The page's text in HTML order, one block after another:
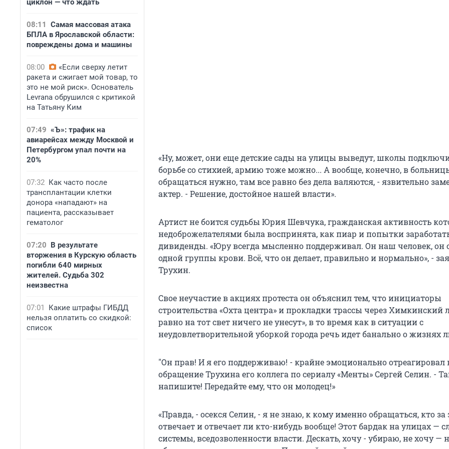
циклон — что ждать
08:11
Самая массовая атака
БПЛА в Ярославской области:
повреждены дома и машины
08:00
«Если сверху летит
ракета и сжигает мой товар, то
это не мой риск». Основатель
Levrana обрушился с критикой
на Татьяну Ким
07:49 «Ъ»: трафик на
авиарейсах между Москвой и
Петербургом упал почти на
20%
07:32 Как часто после
трансплантации клетки
донора «нападают» на
пациента, рассказывает
гематолог
07:20 В результате
вторжения в Курскую область
погибли 640 мирных
жителей. Судьба 302
неизвестна
07:01
Какие штрафы ГИБДД
нельзя оплатить со скидкой:
список
«Ну, может, они еще детские сады на улицы выведут, школы
борьбе со стихией, армию тоже можно... А вообще, конечно, в
обращаться нужно, там все равно без дела валяются, - язвительно
актер. - Решение, достойное нашей власти».
Артист не боится судьбы Юрия Шевчука, гражданская активность
недоброжелателями была воспринята, как пиар и попытки
дивиденды. «Юру всегда мысленно поддерживал. Он наш человек, он
одной группы крови. Всё, что он делает, правильно и нормально», -
Трухин.
Свое неучастие в акциях протеста он объяснил тем, что инициаторы
строительства «Охта центра» и прокладки трассы через Химкинский
равно на тот свет ничего не унесут», в то время как в ситуации с
неудовлетворительной уборкой города речь идет банально о жизнях
"Он прав! И я его поддерживаю! - крайне эмоционально отреагировал
обращение Трухина его коллега по сериалу «Менты» Сергей Селин. -
напишите! Передайте ему, что он молодец!»
«Правда, - осекся Селин, - я не знаю, к кому именно обращаться, кто за
отвечает и отвечает ли кто-нибудь вообще! Этот бардак на улицах —
системы, вседозволенности власти. Дескать, хочу - убираю, не хочу —